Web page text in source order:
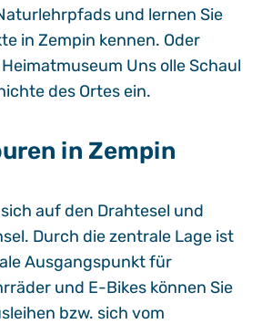
und lernen Sie
in Zempin kennen. Oder
Heimatmuseum Uns olle Schaul
des Ortes ein.
in Zempin
auf den Drahtesel und
Durch die zentrale Lage ist
Ausgangspunkt für
und E-Bikes können Sie
bzw. sich vom